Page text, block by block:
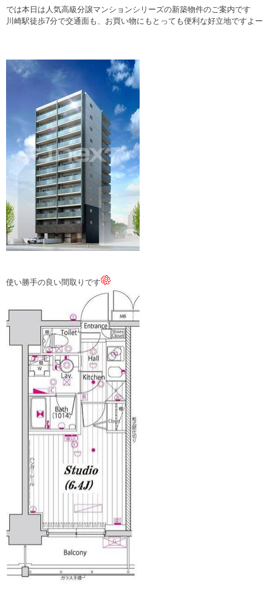
では本日は人気高級分譲マンションシリーズの新築物件のご案内です
川崎駅徒歩7分で交通面も、お買い物にもとっても便利な好立地ですよー
使い勝手の良い間取りです